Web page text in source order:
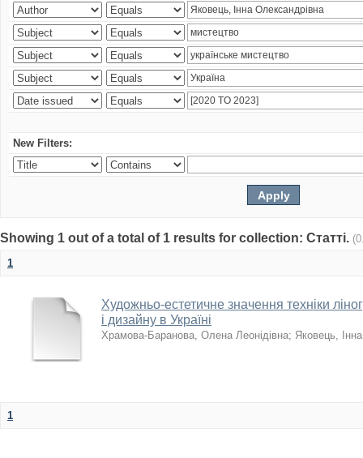
New Filters:
Showing 1 out of a total of 1 results for collection: Статті.
1
Художньо-естетичне значення техніки
і дизайну в Україні
Храмова-Баранова, Олена Леонідівна; Яковець,
1